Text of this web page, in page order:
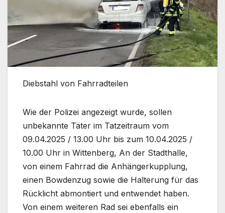
Diebstahl von Fahrradteilen
Wie der Polizei angezeigt wurde, sollen
unbekannte Täter im Tatzeitraum vom
09.04.2025 / 13.00 Uhr bis zum 10.04.2025 /
10.00 Uhr in Wittenberg, An der Stadthalle,
von einem Fahrrad die Anhängerkupplung,
einen Bowdenzug sowie die Halterung für das
Rücklicht abmontiert und entwendet haben.
Von einem weiteren Rad sei ebenfalls ein